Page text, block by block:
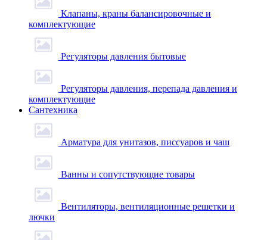
Клапаны, краны балансировочные и
комплектующие
Регуляторы давления бытовые
Регуляторы давления, перепада давления и
комплектующие
Сантехника
Арматура для унитазов, писсуаров и чаш
Ванны и сопутствующие товары
Вентиляторы, вентиляционные решетки и
лючки